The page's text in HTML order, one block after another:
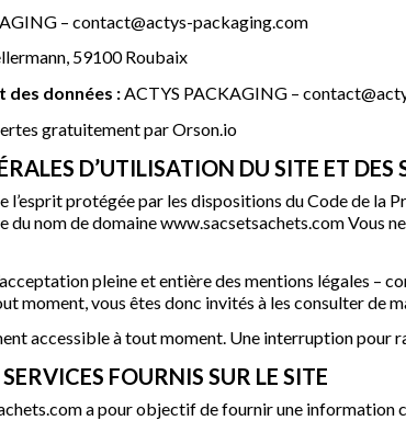
– contact@actys-packaging.com
59100 Roubaix
des données :ACTYS PACKAGING –
gratuitement par Orson.io
D’UTILISATION DU SITE ET DES
l’esprit protégée par les dispositions du Code de
nom de domaine www.sacsetsachets.com Vous
pleine et entière des mentions légales –
moment, vous êtes donc invités à les consulter de
accessible à tout moment. Une interruption pour
FOURNIS SUR LE SITE
a pour objectif de fournir une information